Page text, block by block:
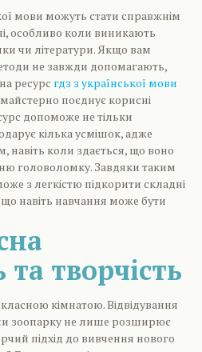
мови можуть стати справжнім
особливо коли виникають
чи літератури. Якщо вам
не завжди допомагають,
ресурс гдз з української мови
поєднує корисні
допоможе не тільки
кілька усмішок, адже
навіть коли здається, що воно
головоломку. Завдяки таким
з легкістю підкорити складні
навіть навчання може бути
та творчість
кімнатою. Відвідування
чи зоопарку не лише розширює
підхід до вивчення нового